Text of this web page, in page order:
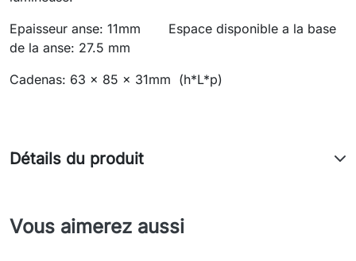
Epaisseur anse: 11mm Espace disponible a la base
de la anse: 27.5 mm
Cadenas: 63 x 85 x 31mm (h*L*p)
Détails du produit
Vous aimerez aussi